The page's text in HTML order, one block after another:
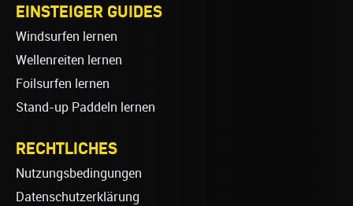
EINSTEIGER GUIDES
Windsurfen lernen
Wellenreiten lernen
Foilsurfen lernen
Stand-up Paddeln lernen
RECHTLICHES
Nutzungsbedingungen
Datenschutzerklärung